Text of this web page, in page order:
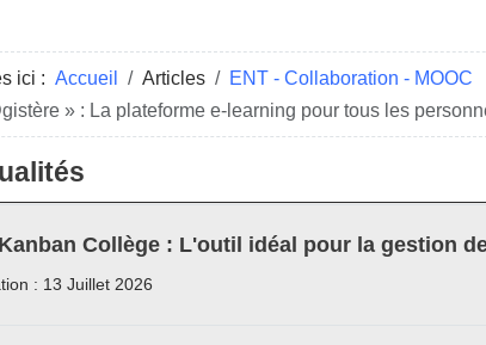
ici : Accueil Articles
ENT - Collaboration - MOOC
» : La plateforme e-learning pour tous les
Kanban Collège : L'outil idéal pour la gestion
: 13 Juillet 2026